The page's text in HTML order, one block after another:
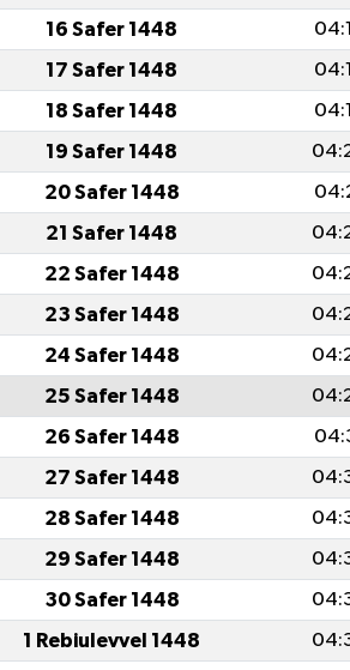
16 Safer 1448
17 Safer 1448
18 Safer 1448
19 Safer 1448
20 Safer 1448
21 Safer 1448
22 Safer 1448
23 Safer 1448
24 Safer 1448
25 Safer 1448
26 Safer 1448
27 Safer 1448
28 Safer 1448
29 Safer 1448
30 Safer 1448
1 Rebiulevvel 1448